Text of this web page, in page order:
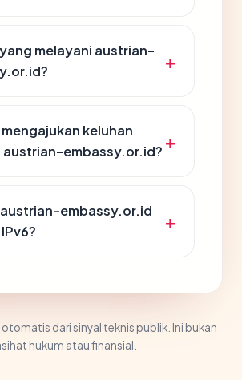
melayani austrian-
mengajukan keluhan
embassy.or.id?
embassy.or.id
dari sinyal teknis publik. Ini bukan
hukum atau finansial.